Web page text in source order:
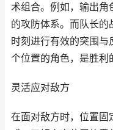
术组合。例如，输出角
的攻防体系。而队长
时刻进行有效的突围
个位置的角色，是胜利
灵活应对敌方
在面对敌方时，位置固